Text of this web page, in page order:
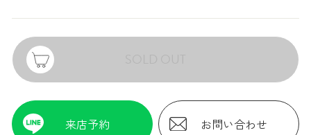
来店予約 お問い合わせ